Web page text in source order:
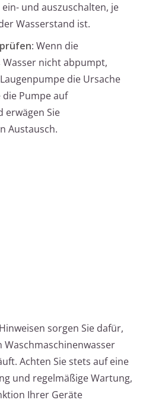
und auszuschalten, je
Wasserstand ist.
: Wenn die
nicht abpumpt,
die Ursache
Pumpe auf
erwägen Sie
Austausch.
sorgen Sie dafür,
Waschmaschinenwasser
Achten Sie stets auf eine
und regelmäßige Wartung,
Ihrer Geräte